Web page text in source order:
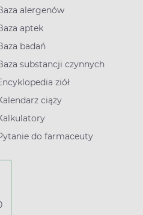
alergenów
aptek
badań
substancji czynnych
ziół
ciąży
do farmaceuty